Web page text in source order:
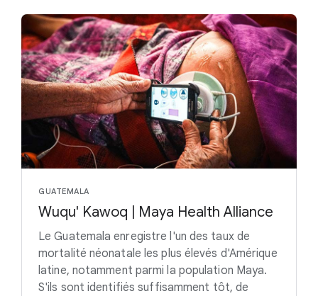
GUATEMALA
Wuqu' Kawoq | Maya Health Alliance
Le Guatemala enregistre l'un des taux de
mortalité néonatale les plus élevés d'Amérique
latine, notamment parmi la population Maya.
S'ils sont identifiés suffisamment tôt, de